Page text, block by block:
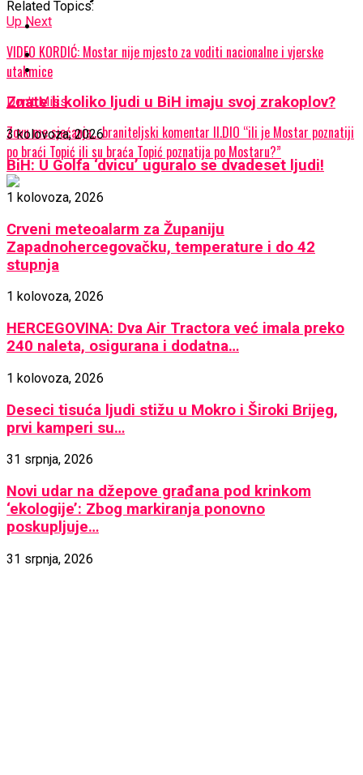
Related Topics:
Up Next
VIDEO KORDIĆ: Mostar nije mjesto za voditi nacionalne i vjerske
utakmice
Don't Miss
Zovu me sjećanja… braniteljski komentar II.DIO “ili je Mostar poznatiji
po braći Topić ili su braća Topić poznatija po Mostaru?”
Znate li koliko ljudi u BiH imaju svoj zrakoplov?
3 kolovoza, 2026
BiH: U Golfa ‘dvicu’ uguralo se dvadeset ljudi!
1 kolovoza, 2026
Crveni meteoalarm za Županiju
Zapadnohercegovačku, temperature i do 42
stupnja
1 kolovoza, 2026
HERCEGOVINA: Dva Air Tractora već imala preko
240 naleta, osigurana i dodatna…
1 kolovoza, 2026
Deseci tisuća ljudi stižu u Mokro i Široki Brijeg,
prvi kamperi su…
31 srpnja, 2026
Novi udar na džepove građana pod krinkom
‘ekologije’: Zbog markiranja ponovno
poskupljuje…
31 srpnja, 2026